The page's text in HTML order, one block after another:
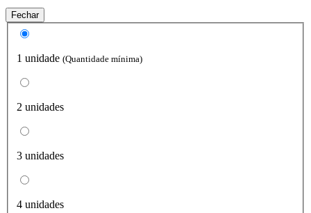
Fechar
1 unidade (Quantidade mínima)
2 unidades
3 unidades
4 unidades